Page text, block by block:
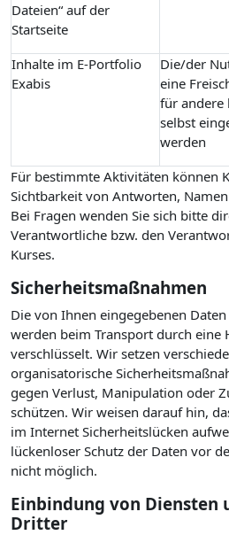
Dateien“ auf der
Startseite
Inhalte im E-Portfolio
Exabis
Die/der
eine
für andere
selbst
werden
Für bestimmte Aktivitäten können
Sichtbarkeit von Antworten,
Bei Fragen wenden Sie sich bitte
Verantwortliche bzw. den
Kurses.
Sicherheitsmaßnahmen
Die von Ihnen eingegebenen
werden beim Transport durch eine
verschlüsselt. Wir setzen
organisatorische
gegen Verlust, Manipulation oder
schützen. Wir weisen darauf hin,
im Internet Sicherheitslücken
lückenloser Schutz der Daten vor
nicht möglich.
Einbindung von Diensten
Dritter